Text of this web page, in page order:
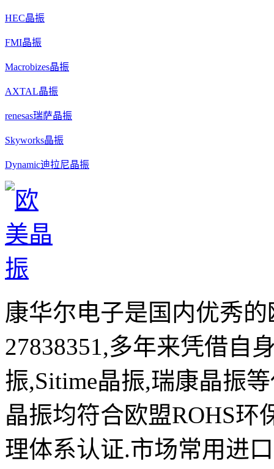
HEC晶振
FMI晶振
Macrobizes晶振
AXTAL晶振
renesas瑞萨晶振
Skyworks晶振
Dynamic迪拉尼晶振
康华尔电子是国内优秀
27838351,多年来凭借自
振,Sitime晶振,瑞康晶振
晶振均符合欧盟ROHS环
理体系认证.市场常用进